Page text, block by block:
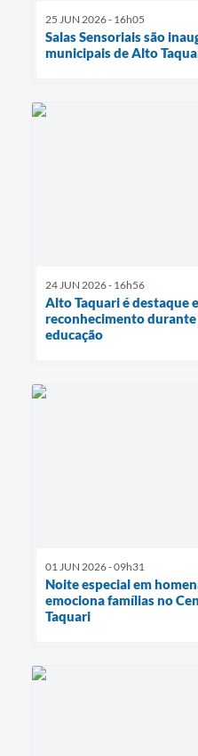
25 JUN 2026 - 16h05
Salas Sensoriais são
municipais de Alto
24 JUN 2026 - 16h56
Alto Taquari é destaque
reconhecimento
educação
01 JUN 2026 - 09h31
Noite especial em
emociona famílias no
Taquari